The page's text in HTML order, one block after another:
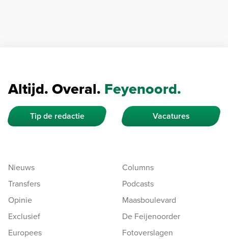
Altijd. Overal. Feyenoord.
Tip de redactie Vacatures
Nieuws
Transfers
Opinie
Exclusief
Europees
Columns
Podcasts
Maasboulevard
De Feijenoorder
Fotoverslagen